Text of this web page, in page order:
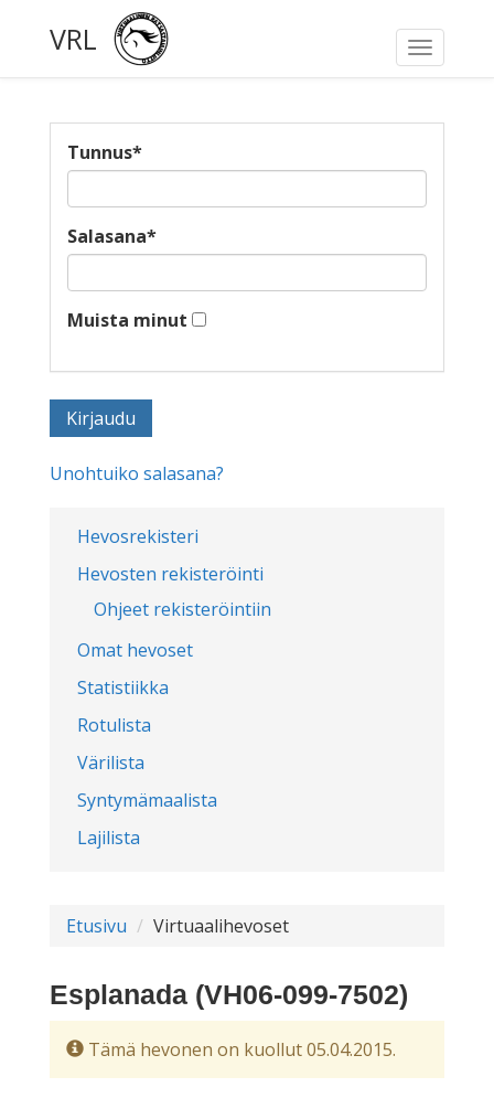
Toggle
VRL
Hevosrekisteri
Hevosten rekisteröinti
Ohjeet rekisteröintiin
Omat hevoset
Statistiikka
Rotulista
Värilista
Syntymämaalista
Lajilista
Tunnus*
Salasana*
Muista minut
Unohtuiko salasana?
Etusivu Virtuaalihevoset
Esplanada (VH06-099-7502)
Tämä hevonen on kuollut 05.04.2015.